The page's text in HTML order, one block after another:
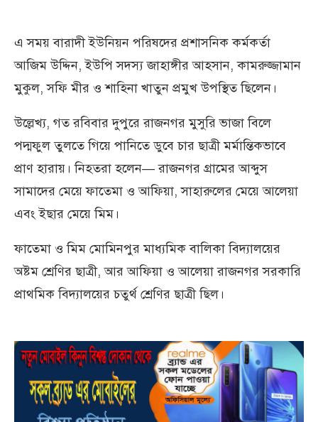
এ সময় বারাদী ইউনিয়ন পরিষদের প্রশাসনিক কর্মকর্তা
আজিম উদ্দিন, ইউপি সদস্য জাহাঙ্গীর আহসান, কামরুজ্জামান
মুকুল, সফি মীর ও শাহিনা খাতুন প্রমুখ উপস্থিত ছিলেন।
উল্লেখ্য, গত রবিবার দুপুরে রাজনগর মুসুরি ভাজা বিলে
পদ্মফুল তুলতে গিয়ে পানিতে ডুবে চার ছাত্রী মর্মান্তিকভাবে
প্রাণ হারায়। নিহতরা হলেন— রাজনগর গ্রামের আব্দুস
সামাদের মেয়ে ফাতেমা ও আফিয়া, সাহারুলের মেয়ে আলেয়া
এবং ইছার মেয়ে মিম।
ফাতেমা ও মিম মোমিনপুর মাধ্যমিক বালিকা বিদ্যালয়ের
অষ্টম শ্রেণির ছাত্রী, আর আফিয়া ও আলেয়া রাজনগর সরকারি
প্রাথমিক বিদ্যালয়ের চতুর্থ শ্রেণির ছাত্রী ছিল।